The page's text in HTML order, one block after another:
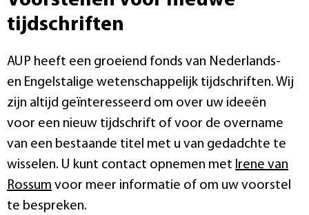
tijdschriften
AUP heeft een groeiend fonds van Nederlands-
en Engelstalige wetenschappelijk tijdschriften. Wij
zijn altijd geïnteresseerd om over uw ideeën
voor een nieuw tijdschrift of voor de overname
van een bestaande titel met u van gedadchte te
wisselen. U kunt contact opnemen met Irene van
Rossum voor meer informatie of om uw voorstel
te bespreken.